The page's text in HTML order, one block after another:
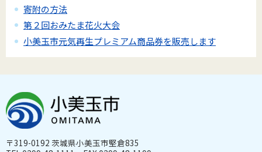
寄附の方法
第２回おみたま花火大会
小美玉市元気再生プレミアム商品券を販売します
〒319-0192 茨城県小美玉市堅倉835